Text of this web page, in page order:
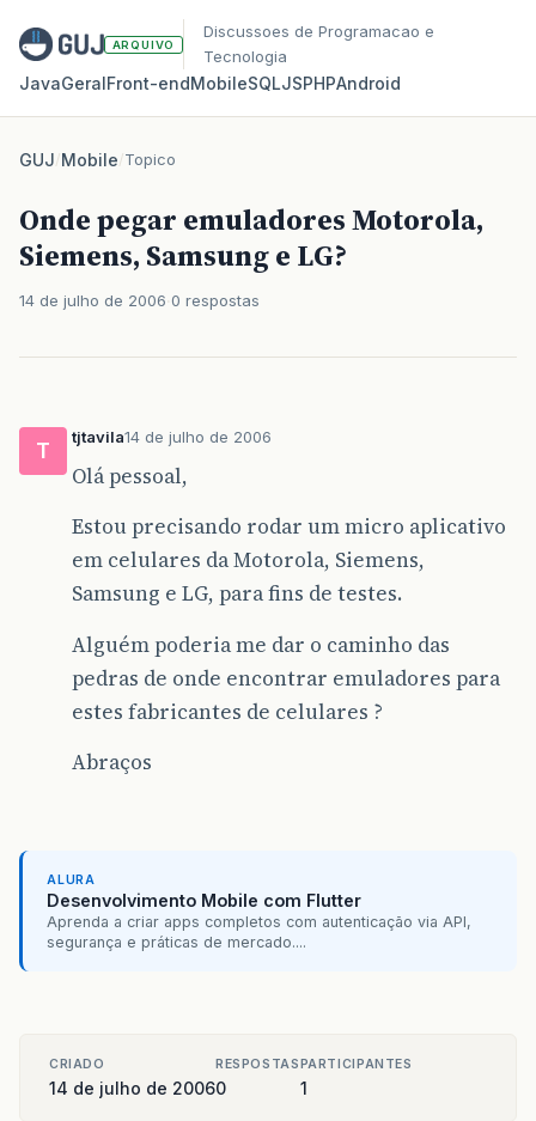
ARQUIVO
Discussoes de Programacao e
Tecnologia
JavaGeralFront‑endMobileSQLJSPHPAndroid
GUJ/Mobile/Topico
Onde pegar emuladores Motorola,
Siemens, Samsung e LG?
14 de julho de 2006 0 respostas
T
tjtavila14 de julho de 2006
Olá pessoal,
Estou precisando rodar um micro aplicativo
em celulares da Motorola, Siemens,
Samsung e LG, para fins de testes.
Alguém poderia me dar o caminho das
pedras de onde encontrar emuladores para
estes fabricantes de celulares ?
Abraços
ALURA
Desenvolvimento Mobile com Flutter
Aprenda a criar apps completos com autenticação via API,
segurança e práticas de mercado....
CRIADO
14 de julho de 2006
RESPOSTAS
0
PARTICIPANTES
1